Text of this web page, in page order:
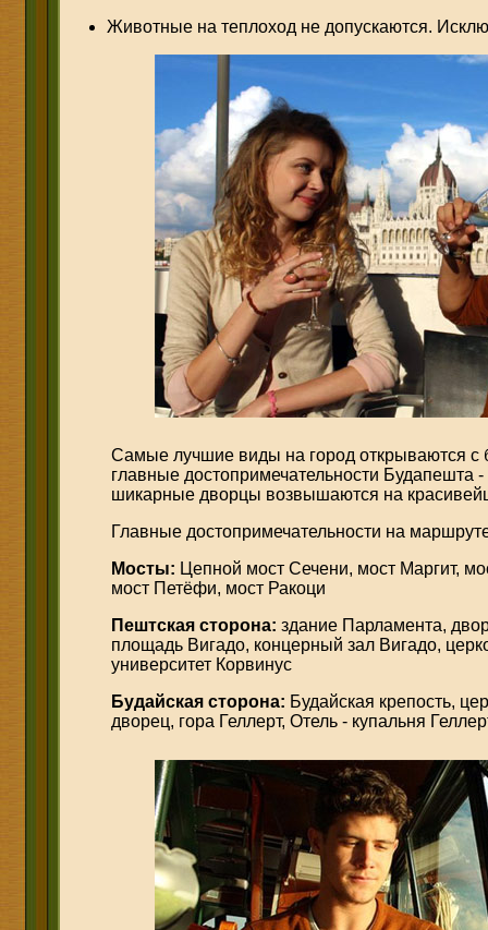
Животные на теплоход не допускаются.
Самые лучшие виды на город открываются с
главные достопримечательности Будапешта
шикарные дворцы возвышаются на
Главные достопримечательности на
Мосты: Цепной мост Сечени, мост Маргит,
мост Петёфи, мост Ракоци
Пештская сторона: здание Парламента,
площадь Вигадо, концерный зал Вигадо,
университет Корвинус
Будайская сторона: Будайская крепость,
дворец, гора Геллерт, Отель - купальня